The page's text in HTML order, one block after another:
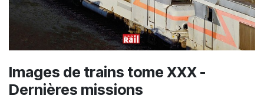
Images de trains tome XXX -
Dernières missions